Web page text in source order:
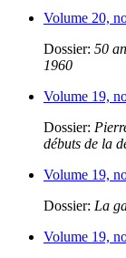
Volume 20,
Dossier: 50
1960
Volume 19,
Dossier:
débuts de la
Volume 19,
Dossier: La
Volume 19,